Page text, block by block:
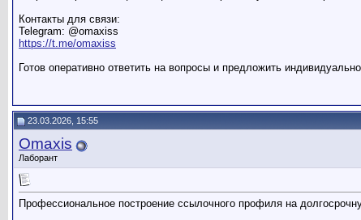
Контакты для связи:
Telegram: @omaxiss
https://t.me/omaxiss
Готов оперативно ответить на вопросы и предложить
23.03.2026, 15:55
Omaxis
Лаборант
Профессиональное построение ссылочного профиля на